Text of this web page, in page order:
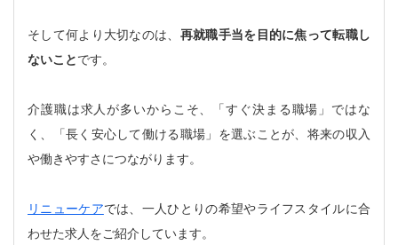
そして何より大切なのは、 再就職手当を目的に焦って転職し
ないことです。
介護職は求人が多いからこそ、「すぐ決まる職場」ではな
く、「長く安心して働ける職場」を選ぶことが、将来の収入
や働きやすさにつながります。
リニューケアでは、一人ひとりの希望やライフスタイルに合
わせた求人をご紹介しています。